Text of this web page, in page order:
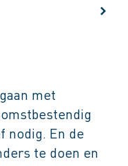
met
nodig. En de
te doen en